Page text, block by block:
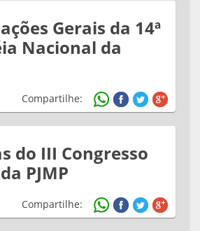
Gerais da 14ª
Nacional da
Compartilhe:
do III Congresso
PJMP
Compartilhe: